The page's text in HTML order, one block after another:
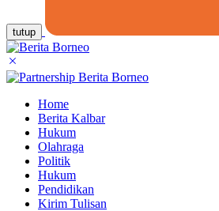
tutup
Home
Berita Kalbar
Hukum
Olahraga
Politik
Hukum
Pendidikan
Kirim Tulisan